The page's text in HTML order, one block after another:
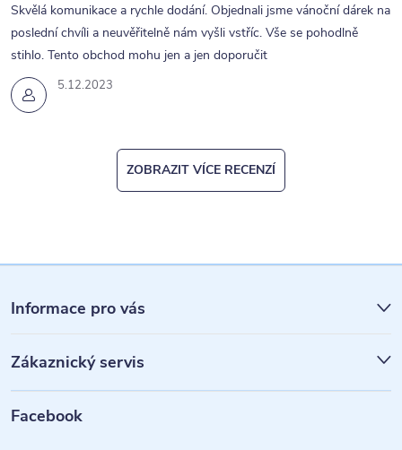
5.12.2023
Skvělá komunikace a rychle dodání. Objednali jsme vánoční dárek na
poslední chvíli a neuvěřitelně nám vyšli vstříc. Vše se pohodlně
stihlo. Tento obchod mohu jen a jen doporučit
ZOBRAZIT VÍCE RECENZÍ
á
p
a
Informace pro vás
Zákaznický servis
Facebook